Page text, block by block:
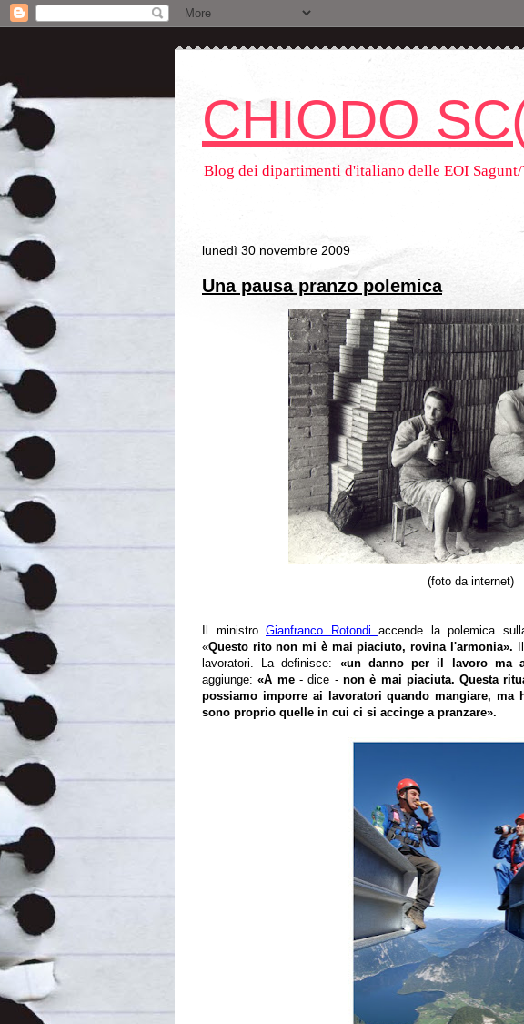
CHIODO
Blog dei dipartimenti d'italiano delle EOI
lunedì 30 novembre 2009
Una pausa pranzo polemica
(foto da internet)
Il ministro Gianfranco Rotondi accende la polemica
«Questo rito non mi è mai piaciuto, rovina l'armonia».
lavoratori. La definisce: «un danno per il lavoro ma
aggiunge:«A me- dice - non è mai piaciuta. Questa
possiamo imporre ai lavoratori quando mangiare,
sono proprio quelle in cui ci si accinge a pranzare».